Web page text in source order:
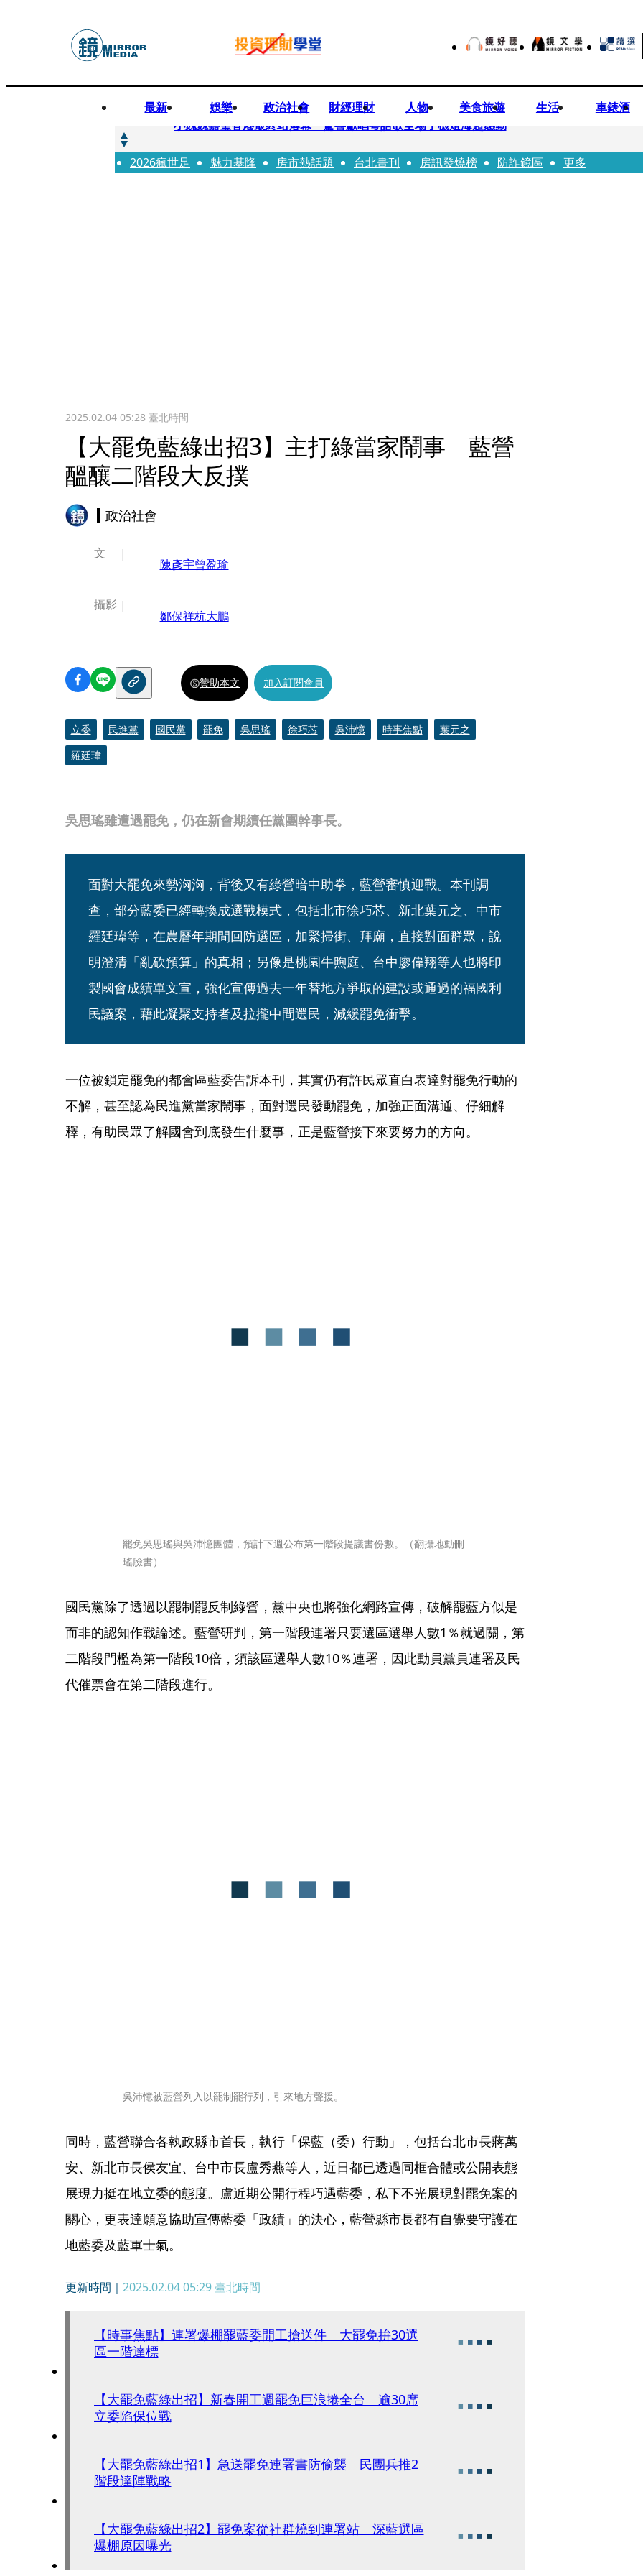
最新 娛樂 政治社會 財經理財 人物 美食旅遊 生活 車錶酒
快訊
小魏魏嘉瑩香港最終站落幕 驚喜獻唱粵語歌全場手機燈海超感動
快訊
台股明年有望挑戰5萬 杜金龍建議小資族這樣配置ETF
2026瘋世足 魅力基隆 房市熱話題 台北畫刊 房訊發燒榜 防詐鏡區 更多
2025.02.04 05:28臺北時間
【大罷免藍綠出招3】主打綠當家鬧事 藍營
醞釀二階段大反撲
政治社會
吳思瑤雖遭遇罷免，仍在新會期續任黨團幹事長。
文
陳彥宇曾盈瑜
攝影
鄒保祥杭大鵬
贊助本文 加入訂閱會員
立委 民進黨 國民黨 罷免 吳思瑤 徐巧芯 吳沛憶 時事焦點
葉元之
羅廷瑋
面對大罷免來勢洶洶，背後又有綠營暗中助拳，藍營審慎迎戰。本刊調
查，部分藍委已經轉換成選戰模式，包括北市徐巧芯、新北葉元之、中市
羅廷瑋等，在農曆年期間回防選區，加緊掃街、拜廟，直接對面群眾，說
明澄清「亂砍預算」的真相；另像是桃園牛煦庭、台中廖偉翔等人也將印
製國會成績單文宣，強化宣傳過去一年替地方爭取的建設或通過的福國利
民議案，藉此凝聚支持者及拉攏中間選民，減緩罷免衝擊。
一位被鎖定罷免的都會區藍委告訴本刊，其實仍有許民眾直白表達對罷免行動的
不解，甚至認為民進黨當家鬧事，面對選民發動罷免，加強正面溝通、仔細解
釋，有助民眾了解國會到底發生什麼事，正是藍營接下來要努力的方向。
罷免吳思瑤與吳沛憶團體，預計下週公布第一階段提議書份數。（翻攝地動刪
瑤臉書）
國民黨除了透過以罷制罷反制綠營，黨中央也將強化網路宣傳，破解罷藍方似是
而非的認知作戰論述。藍營研判，第一階段連署只要選區選舉人數1％就過關，第
二階段門檻為第一階段10倍，須該區選舉人數10％連署，因此動員黨員連署及民
代催票會在第二階段進行。
吳沛憶被藍營列入以罷制罷行列，引來地方聲援。
同時，藍營聯合各執政縣市首長，執行「保藍（委）行動」，包括台北市長蔣萬
安、新北市長侯友宜、台中市長盧秀燕等人，近日都已透過同框合體或公開表態
展現力挺在地立委的態度。盧近期公開行程巧遇藍委，私下不光展現對罷免案的
關心，更表達願意協助宣傳藍委「政績」的決心，藍營縣市長都有自覺要守護在
地藍委及藍軍士氣。
更新時間｜ 2025.02.04 05:29臺北時間
【時事焦點】連署爆棚罷藍委開工搶送件 大罷免拚30選
區一階達標
【大罷免藍綠出招】新春開工週罷免巨浪捲全台 逾30席
立委陷保位戰
【大罷免藍綠出招1】急送罷免連署書防偷襲 民團兵推2
階段達陣戰略
【大罷免藍綠出招2】罷免案從社群燒到連署站 深藍選區
爆棚原因曝光